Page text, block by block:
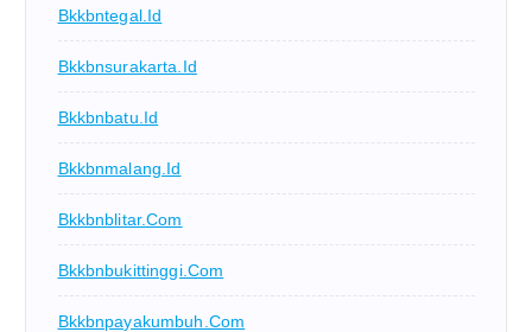
Bkkbntegal.id
Bkkbnsurakarta.id
Bkkbnbatu.id
Bkkbnmalang.id
Bkkbnblitar.com
Bkkbnbukittinggi.com
Bkkbnpayakumbuh.com